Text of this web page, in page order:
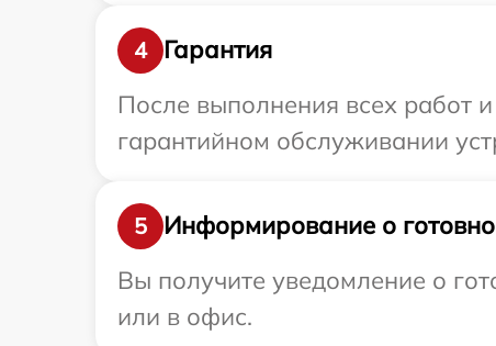
4
Гарантия
После выполнения всех работ
гарантийном обслуживании
5
Информирование о
Вы получите уведомление о
или в офис.